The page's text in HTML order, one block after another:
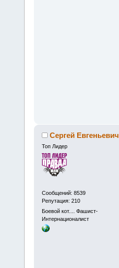
Сергей Евгеньевич
Топ Лидер
Сообщений: 8539
Репутация: 210
Боевой кот.... Фашист-
Интернационалист